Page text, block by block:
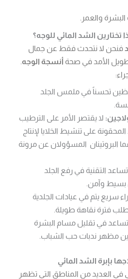
والعمر.
تختارين الشد المائي للوجه؟
فنحن لا نتحدث فقط عن جمال
الأمد في صحةأنسجة الوجه
تحسناً في ملمس الجلد
لا يقتصر الأمر على الترطيب
على تنشيط الخلايا لإنتاج
البروتينان المسؤولان عن مرونة
تساعد التقنية في رفع الجلد
بسيط وآمن.
سريع يتم في عيادات الجلدية
فترة نقاهة طويلة.
تساعد في تقليل مسام البشرة
مظهر ندبات حب الشباب.
بإبرة الشد المائي
في العديد من المناطق التي تظهر